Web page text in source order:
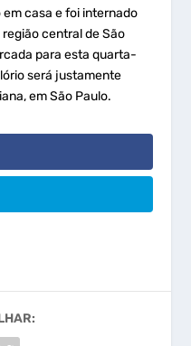
casa e foi internado
central de São
para esta quarta-
será justamente
em São Paulo.